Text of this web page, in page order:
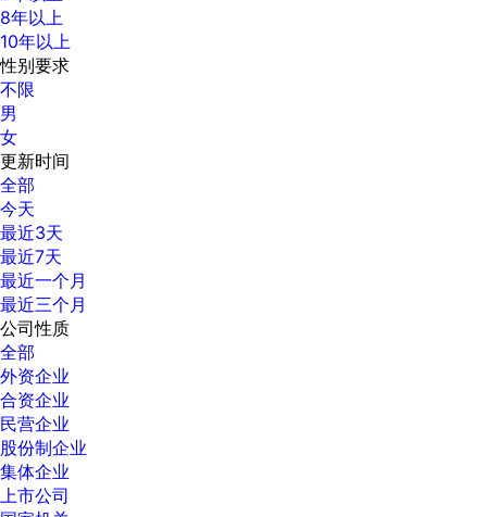
8年以上
10年以上
性别要求
不限
男
女
更新时间
全部
今天
最近3天
最近7天
最近一个月
最近三个月
公司性质
全部
外资企业
合资企业
民营企业
股份制企业
集体企业
上市公司